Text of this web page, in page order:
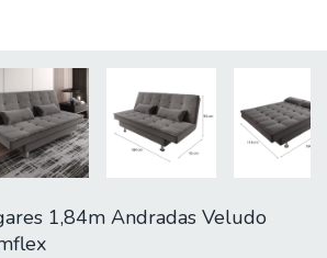
1,84m Andradas Veludo